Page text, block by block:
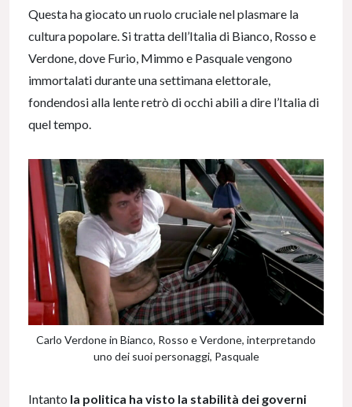
Questa ha giocato un ruolo cruciale nel plasmare la
cultura popolare. Si tratta dell’Italia di Bianco, Rosso e
Verdone, dove Furio, Mimmo e Pasquale vengono
immortalati durante una settimana elettorale,
fondendosi alla lente retrò di occhi abili a dire l’Italia di
quel tempo.
Carlo Verdone in Bianco, Rosso e Verdone, interpretando
uno dei suoi personaggi, Pasquale
Intanto la politica ha visto la stabilità dei governi